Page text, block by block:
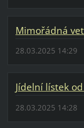
Mimořádná
28.03.2025 14:29
Jídelní lístek
28.03.2025 14:28